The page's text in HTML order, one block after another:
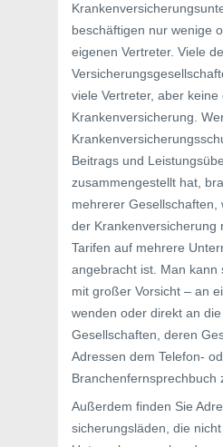
beschäftigen nur wenige
eigenen Vertreter. Viele
viele Vertreter, aber keine
Krankenversicherung.
Beitrags und
zusammengestellt hat,
mehrerer Gesellschaften,
der Krankenversicherung
Tarifen auf mehrere
angebracht ist. Man kann
mit großer Vorsicht – an
wenden oder direkt an
Gesellschaften, deren
Adressen dem Telefon-
Branchenfernsprechbuch
Außerdem finden Sie
sicherungsläden, die